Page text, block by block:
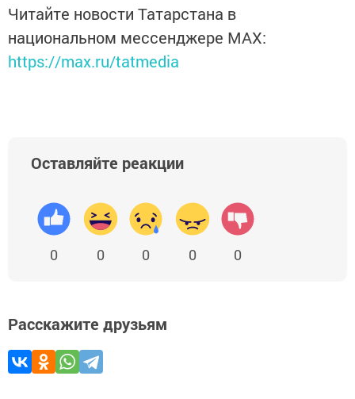
Читайте новости Татарстана в
национальном мессенджере MАХ:
https://max.ru/tatmedia
Оставляйте реакции
0 0 0 0 0
Расскажите друзьям